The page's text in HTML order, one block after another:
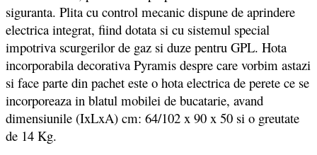
siguranta. Plita cu control mecanic dispune de aprindere
electrica integrat, fiind dotata si cu sistemul special
impotriva scurgerilor de gaz si duze pentru GPL. Hota
incorporabila decorativa Pyramis despre care vorbim astazi
si face parte din pachet este o hota electrica de perete ce se
incorporeaza in blatul mobilei de bucatarie, avand
dimensiunile (IxLxA) cm: 64/102 x 90 x 50 si o greutate
de 14 Kg.